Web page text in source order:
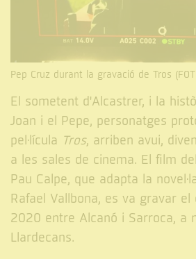
Pep Cruz durant la gravació de Tros
El sometent d'Alcastrer, i la
Joan i el Pepe, personatges
pel·lícula Tros, arriben avui,
a les sales de cinema. El film
Pau Calpe, que adapta la
Rafael Vallbona, es va gravar el
2020 entre Alcanó i Sarroca, a
Llardecans.